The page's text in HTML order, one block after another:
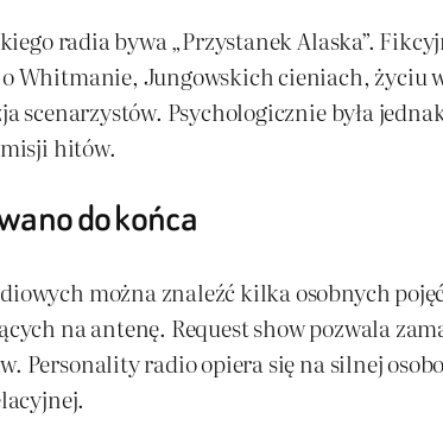
radia bywa „Przystanek Alaska”.
Whitmanie, Jungowskich cieniach, życiu
scenarzystów. Psychologicznie była
hitów.
do końca
można znaleźć kilka osobnych
na antenę. Request show pozwala
Personality radio opiera się na silnej